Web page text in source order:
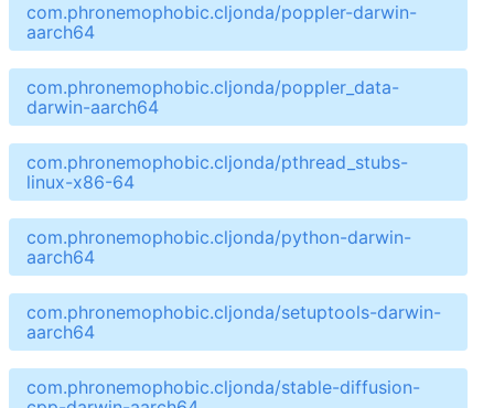
com.phronemophobic.cljonda/poppler-darwin-
aarch64
com.phronemophobic.cljonda/poppler_data-
darwin-aarch64
com.phronemophobic.cljonda/pthread_stubs-
linux-x86-64
com.phronemophobic.cljonda/python-darwin-
aarch64
com.phronemophobic.cljonda/setuptools-darwin-
aarch64
com.phronemophobic.cljonda/stable-diffusion-